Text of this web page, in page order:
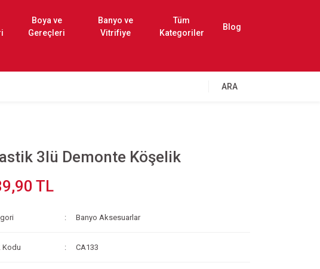
Boya ve
Gereçleri
Banyo ve
Vitrifiye
Tüm
Kategoriler
Blog
ARA
3lü Demonte Köşelik
TL
Banyo Aksesuarlar
Kodu CA133